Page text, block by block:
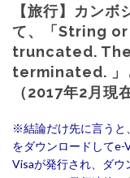
【旅行】カン
て、「String
truncated.
terminated. 」
（2017年2月現
※結論だけ先に言うと
をダウンロードしてe-
Visaが発行され、ダウ